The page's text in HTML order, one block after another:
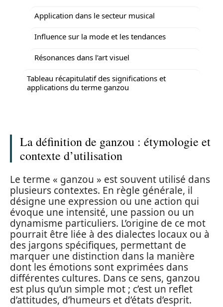
Application dans le secteur musical
Influence sur la mode et les tendances
Résonances dans l’art visuel
Tableau récapitulatif des significations et
applications du terme ganzou
La définition de ganzou : étymologie et
contexte d’utilisation
Le terme « ganzou » est souvent utilisé dans
plusieurs contextes. En règle générale, il
désigne une expression ou une action qui
évoque une intensité, une passion ou un
dynamisme particuliers. L’origine de ce mot
pourrait être liée à des dialectes locaux ou à
des jargons spécifiques, permettant de
marquer une distinction dans la manière
dont les émotions sont exprimées dans
différentes cultures. Dans ce sens, ganzou
est plus qu’un simple mot ; c’est un reflet
d’attitudes, d’humeurs et d’états d’esprit.